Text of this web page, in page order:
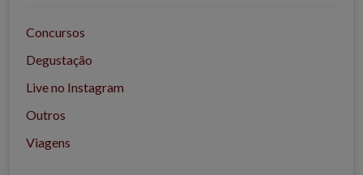
Concursos
Degustação
Live no Instagram
Outros
Viagens